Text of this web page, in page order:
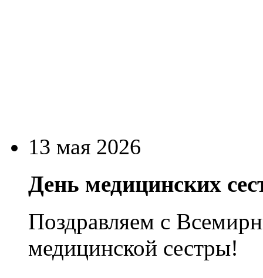
13 мая 2026
День медицинских
Поздравляем с
медицинской сестры!